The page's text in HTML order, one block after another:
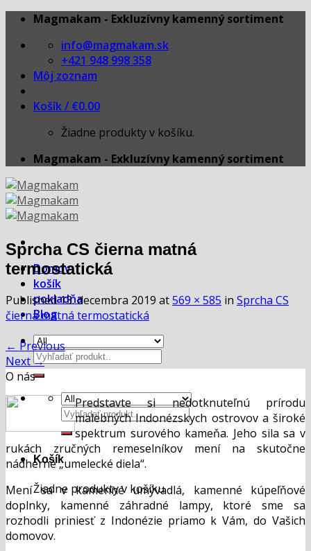
Skip
content
Magmakam - Exkluzívny kamenný sortiment
info@magmakam.sk
+421 948 998 358
Môj zoznam
Košík / €0.00
Žiadne produkty v košíku.
Magmakam - Exkluzívny kamenný sortiment
Domov
košík
pokladňa
Blog
Hľadať:
Hľadať:
Košík
Žiadne produkty v košíku.
Sprcha CS čierna matná
termostatická
Published13. decembra 2019 at569 × 585 in Sprcha CS
čierna matná termostatická
← Previous
Next→
O nás
Predstavte si nedotknuteľnú prírodu
malebných Indonézskych ostrovov a široké
spektrum surového kameňa. Jeho sila sa v
rukách zručných remeselníkov mení na skutočne
nádherné „umelecké diela“.
Mení sa v kamenné umývadlá, kamenné kúpeľňové
doplnky, kamenné záhradné lampy, ktoré sme sa
rozhodli priniesť z Indonézie priamo k Vám, do Vašich
domovov.